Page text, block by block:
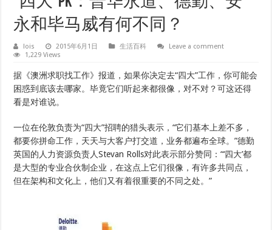
永和毕马威有何不同？
lois 2015年6月1日 生活百科
Leave a comment
1,229 Views
据《澳洲求职找工作》报道，如果你决定去“四大”工作，你可能会
困惑到底该去哪家。毕竟它们听起来都很像，对不对？可这还得
看是对谁说。
一位在伦敦负责为“四大”招聘的猎头表示，“它们基本上差不多，
都要你拼命工作，天天与大客户打交道，业务都遍布全球。”德勤
英国的人力资源负责人Stevan Rolls对此表示部分赞同：“‘四大’都
是大型的专业合伙制企业，在这点上它们很像，有许多共同点，
但在架构和文化上，他们又有着很重要的不同之处。”